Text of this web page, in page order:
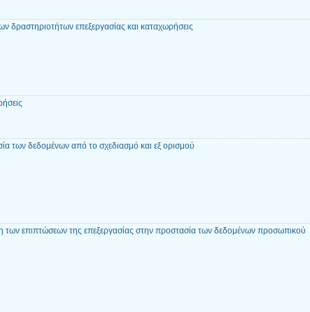
δραστηριοτήτων επεξεργασίας και καταχωρήσεις
των δεδομένων από το σχεδιασμό και εξ ορισμού
των επιπτώσεων της επεξεργασίας στην προστασία των δεδομένων προσωπικού